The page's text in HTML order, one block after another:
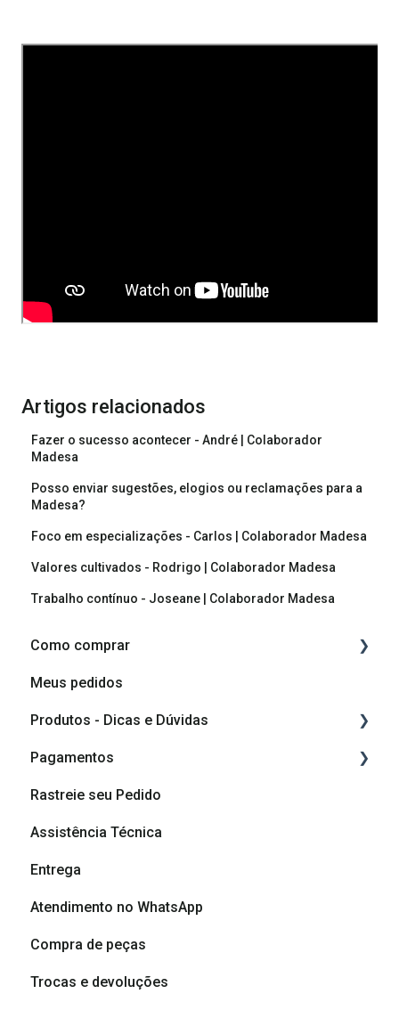
Artigos relacionados
Fazer o sucesso acontecer - André | Colaborador
Madesa
Posso enviar sugestões, elogios ou reclamações para a
Madesa?
Foco em especializações - Carlos | Colaborador Madesa
Valores cultivados - Rodrigo | Colaborador Madesa
Trabalho contínuo - Joseane | Colaborador Madesa
Como comprar
Como comprar
Como planejar o meu móvel
Meus pedidos
Produtos - Dicas e Dúvidas
Componentes do produto
Vídeos de montagem
Vídeos de Dicas de Montagem
Dicas e cuidados com seu móvel
Dúvidas sobre produtos
Pagamentos
Cashback
Formas de pagamento
Rastreie seu Pedido
Assistência Técnica
Entrega
Atendimento no WhatsApp
Compra de peças
Trocas e devoluções